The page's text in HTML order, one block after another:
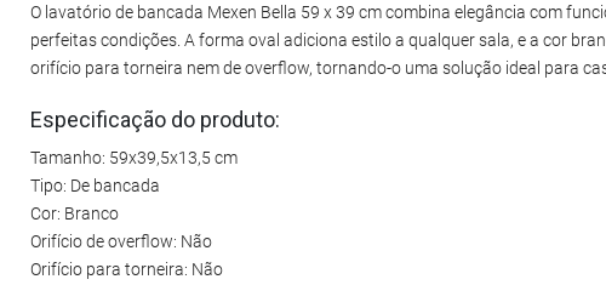
O lavatório de bancada Mexen Bella 59 x 39 cm combina elegância com
perfeitas condições. A forma oval adiciona estilo a qualquer sala, e a cor
orifício para torneira nem de overflow, tornando-o uma solução ideal para
Especificação do produto:
Tamanho: 59x39,5x13,5 cm
Tipo: De bancada
Cor: Branco
Orifício de overflow: Não
Orifício para torneira: Não